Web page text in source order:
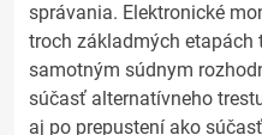
správania. Elektronické
troch základmých etapách
samotným súdnym
súčasť alternatívneho
aj po prepustení ako